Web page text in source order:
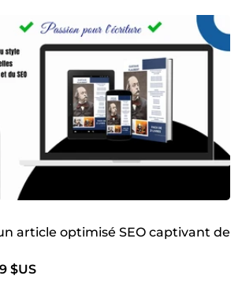
article optimisé SEO captivant de
$US